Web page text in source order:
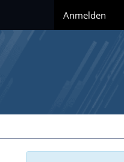
Anmelden